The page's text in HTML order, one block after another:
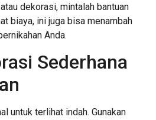
dekorasi, mintalah bantuan
biaya, ini juga bisa menambah
Anda.
Sederhana
untuk terlihat indah. Gunakan